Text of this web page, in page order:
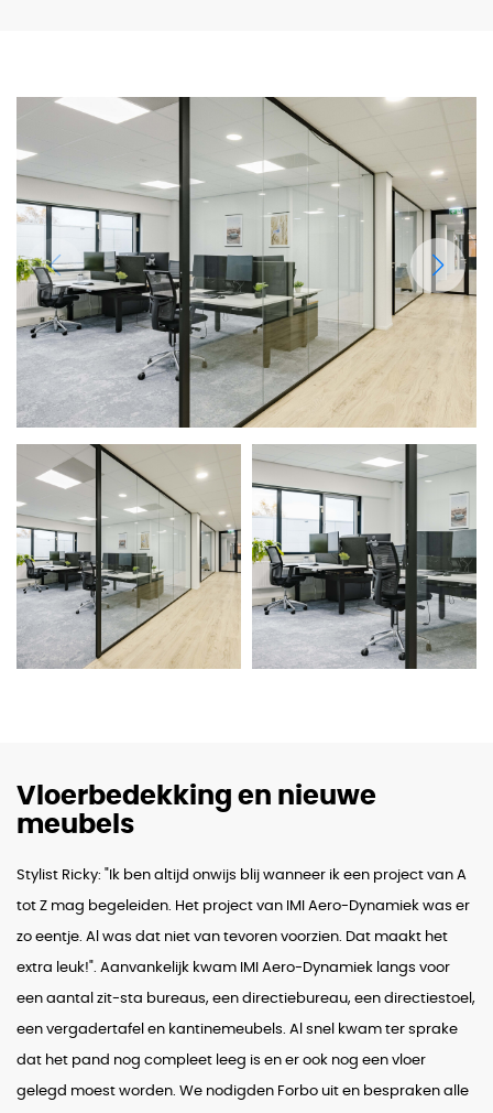
Vloerbedekking en nieuwe
meubels
Stylist Ricky: "Ik ben altijd onwijs blij wanneer ik een project van A
tot Z mag begeleiden. Het project van IMI Aero-Dynamiek was er
zo eentje. Al was dat niet van tevoren voorzien. Dat maakt het
extra leuk!". Aanvankelijk kwam IMI Aero-Dynamiek langs voor
een aantal zit-sta bureaus, een directiebureau, een directiestoel,
een vergadertafel en kantinemeubels. Al snel kwam ter sprake
dat het pand nog compleet leeg is en er ook nog een vloer
gelegd moest worden. We nodigden Forbo uit en bespraken alle